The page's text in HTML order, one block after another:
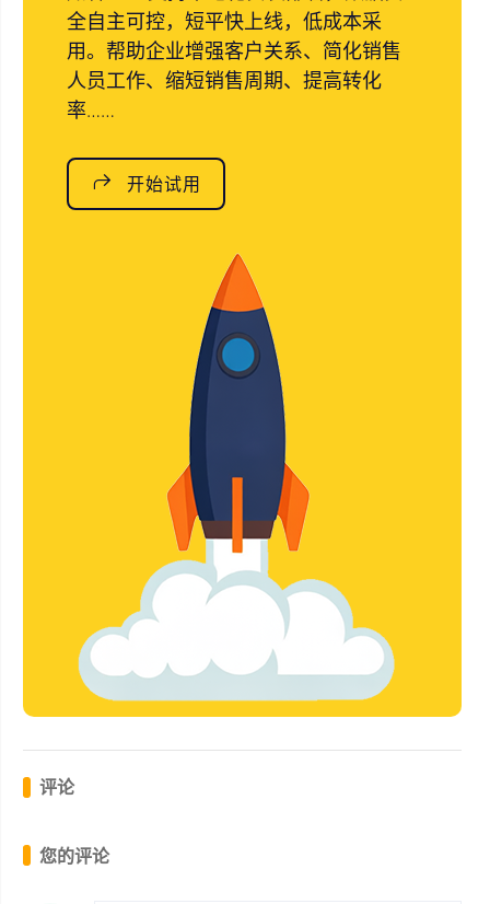
全自主可控，短平快上线，低成本采
用。帮助企业增强客户关系、简化销售
人员工作、缩短销售周期、提高转化
率……
开始试用
评论
您的评论